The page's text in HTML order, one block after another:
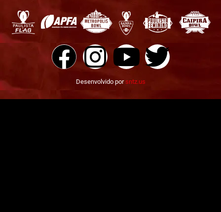
Desenvolvido porsntz.us